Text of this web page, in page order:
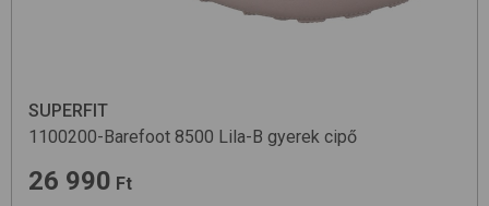
SUPERFIT
1100200-Barefoot 8500 Lila-B gyerek cipő
26 990 Ft